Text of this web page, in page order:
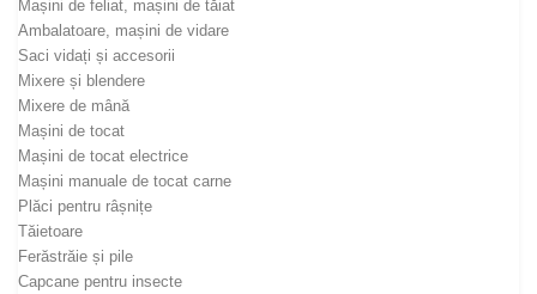
Mașini de feliat, mașini de tăiat
Ambalatoare, mașini de vidare
Saci vidați și accesorii
Mixere și blendere
Mixere de mână
Mașini de tocat
Mașini de tocat electrice
Mașini manuale de tocat carne
Plăci pentru râșnițe
Tăietoare
Ferăstrăie și pile
Capcane pentru insecte